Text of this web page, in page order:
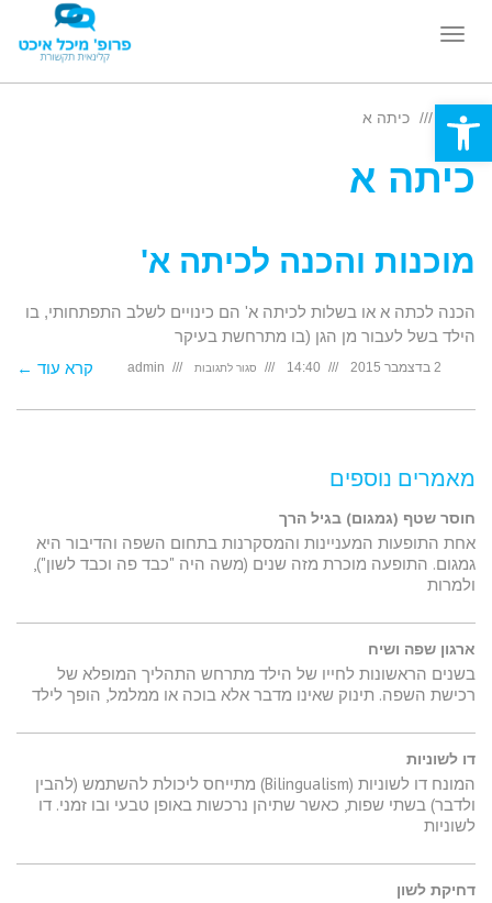
Open toolbar
תפריט
ראשי כיתה א
כיתה א
מוכנות והכנה לכיתה א'
הכנה לכתה א או בשלות לכיתה א' הם כינויים לשלב התפתחותי, בו
הילד בשל לעבור מן הגן (בו מתרחשת בעיקר
2 בדצמבר 2015 14:40 סגור לתגובות
מוכנות
א'
admin קרא עוד ←
מאמרים נוספים
חוסר שטף (גמגום) בגיל הרך
אחת התופעות המעניינות והמסקרנות בתחום השפה והדיבור היא
גמגום. התופעה מוכרת מזה שנים (משה היה "כבד פה וכבד לשון"),
ולמרות
ארגון שפה ושיח
בשנים הראשונות לחייו של הילד מתרחש התהליך המופלא של
רכישת השפה. תינוק שאינו מדבר אלא בוכה או ממלמל, הופך לילד
דו לשוניות
המונח דו לשוניות (Bilingualism) מתייחס ליכולת להשתמש (להבין
ולדבר) בשתי שפות, כאשר שתיהן נרכשות באופן טבעי ובו זמני. דו
לשוניות
דחיקת לשון